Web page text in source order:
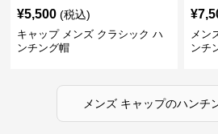
¥5,500 (税込)
キャップ メンズ クラシック ハ
ンチング帽
¥
メン
ンチ
メンズ キャップのハンチ